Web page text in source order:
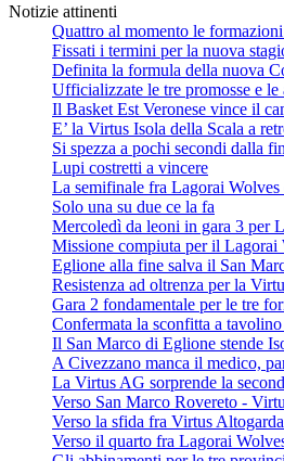
Notizie attinenti
Quattro al momento le
Fissati i termini per la nuova
Definita la formula della nuova
Ufficializzate le tre promosse e le
Il Basket Est Veronese vince il
E’ la Virtus Isola della Scala a
Si spezza a pochi secondi dalla
Lupi costretti a vincere
La semifinale fra Lagorai Wolves
Solo una su due ce la fa
Mercoledì da leoni in gara 3 per
Missione compiuta per il Lagorai
Eglione alla fine salva il San
Resistenza ad oltrenza per la
Gara 2 fondamentale per le tre
Confermata la sconfitta a
Il San Marco di Eglione stende
A Civezzano manca il medico,
La Virtus AG sorprende la
Verso San Marco Rovereto -
Verso la sfida fra Virtus
Verso il quarto fra Lagorai